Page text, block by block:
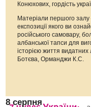
Конюхових, гордість
Матеріали першого
експозиції якого ви
російського самовару,
албанської тапси для
історією життя видатних
Ботєва, Орманджи К.С.
8 серпня